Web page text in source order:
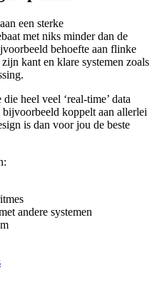
een sterke
met niks minder dan de
behoefte aan flinke
kant en klare systemen zoals
heel veel ‘real-time’ data
koppelt aan allerlei
is dan voor jou de beste
andere systemen